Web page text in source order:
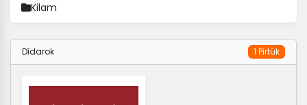
Kilam
Dîdarok 1 Pirtûk